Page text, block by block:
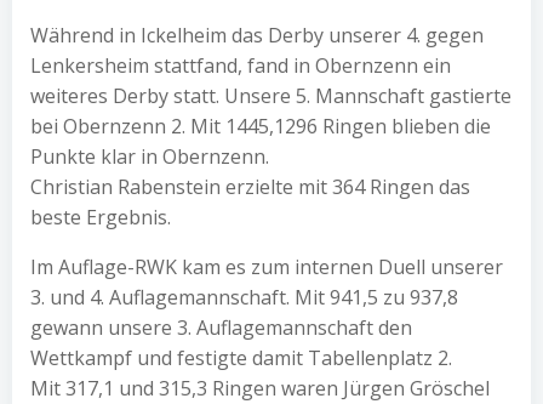
Während in Ickelheim das Derby unserer 4. gegen
Lenkersheim stattfand, fand in Obernzenn ein
weiteres Derby statt. Unsere 5. Mannschaft gastierte
bei Obernzenn 2. Mit 1445,1296 Ringen blieben die
Punkte klar in Obernzenn.
Christian Rabenstein erzielte mit 364 Ringen das
beste Ergebnis.
Im Auflage-RWK kam es zum internen Duell unserer
3. und 4. Auflagemannschaft. Mit 941,5 zu 937,8
gewann unsere 3. Auflagemannschaft den
Wettkampf und festigte damit Tabellenplatz 2.
Mit 317,1 und 315,3 Ringen waren Jürgen Gröschel